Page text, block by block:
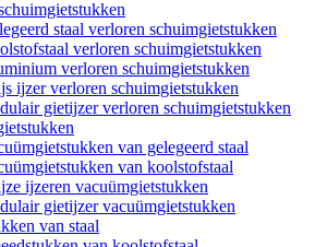
staal verloren schuimgietstukken
verloren schuimgietstukken
verloren schuimgietstukken
ijzer verloren schuimgietstukken
gietijzer verloren schuimgietstukken
van gelegeerd staal
van koolstofstaal
ijzeren vacuümgietstukken
gietijzer vacuümgietstukken
van staal